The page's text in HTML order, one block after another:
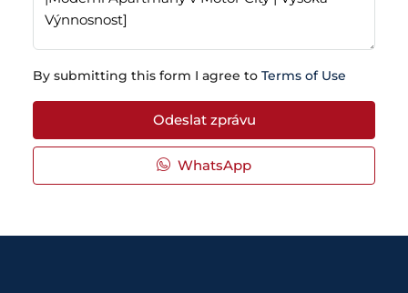
By submitting this form I agree to Terms of Use
Odeslat zprávu
WhatsApp